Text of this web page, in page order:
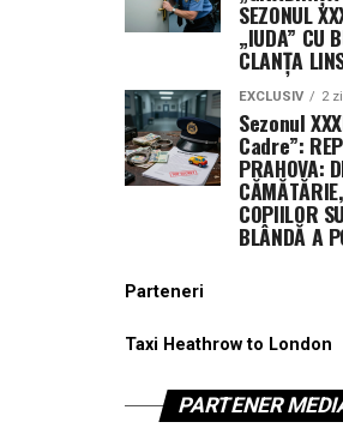
SEZONUL
„IUDA” CU
CLANȚA
EXCLUSIV 2
Sezonul
Cadre”:
PRAHOVA:
COPIILOR
BLÂNDĂ A
Parteneri
Taxi Heathrow to London
PARTENER